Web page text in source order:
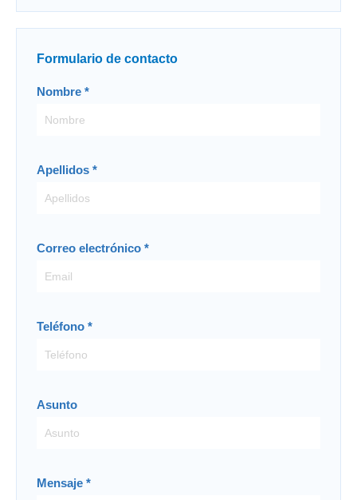
Formulario de contacto
Contacto
Nombre *
Apellidos *
Correo electrónico *
Teléfono *
Asunto
Mensaje *